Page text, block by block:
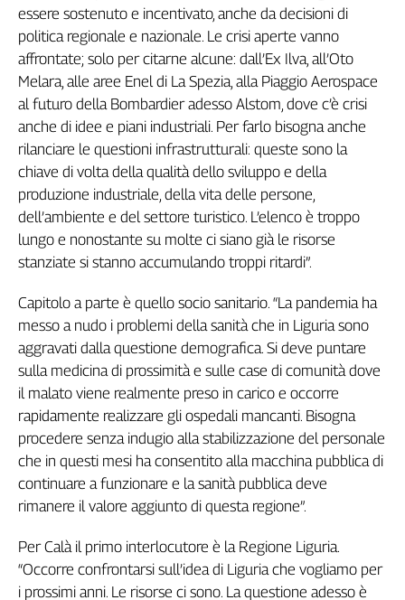
Social
essere sostenuto e incentivato, anche da decisioni di
politica regionale e nazionale. Le crisi aperte vanno
affrontate; solo per citarne alcune: dall’Ex Ilva, all’Oto
Melara, alle aree Enel di La Spezia, alla Piaggio Aerospace
al futuro della Bombardier adesso Alstom, dove c’è crisi
anche di idee e piani industriali. Per farlo bisogna anche
rilanciare le questioni infrastrutturali: queste sono la
chiave di volta della qualità dello sviluppo e della
produzione industriale, della vita delle persone,
dell’ambiente e del settore turistico. L’elenco è troppo
lungo e nonostante su molte ci siano già le risorse
stanziate si stanno accumulando troppi ritardi”.
Capitolo a parte è quello socio sanitario. “La pandemia ha
messo a nudo i problemi della sanità che in Liguria sono
aggravati dalla questione demografica. Si deve puntare
sulla medicina di prossimità e sulle case di comunità dove
il malato viene realmente preso in carico e occorre
rapidamente realizzare gli ospedali mancanti. Bisogna
procedere senza indugio alla stabilizzazione del personale
che in questi mesi ha consentito alla macchina pubblica di
continuare a funzionare e la sanità pubblica deve
rimanere il valore aggiunto di questa regione”.
Per Calà il primo interlocutore è la Regione Liguria.
“Occorre confrontarsi sull’idea di Liguria che vogliamo per
i prossimi anni. Le risorse ci sono. La questione adesso è